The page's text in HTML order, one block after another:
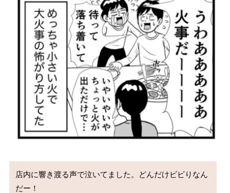
店内に響き渡る声で泣いてました。どんだけビビりなん
だー！